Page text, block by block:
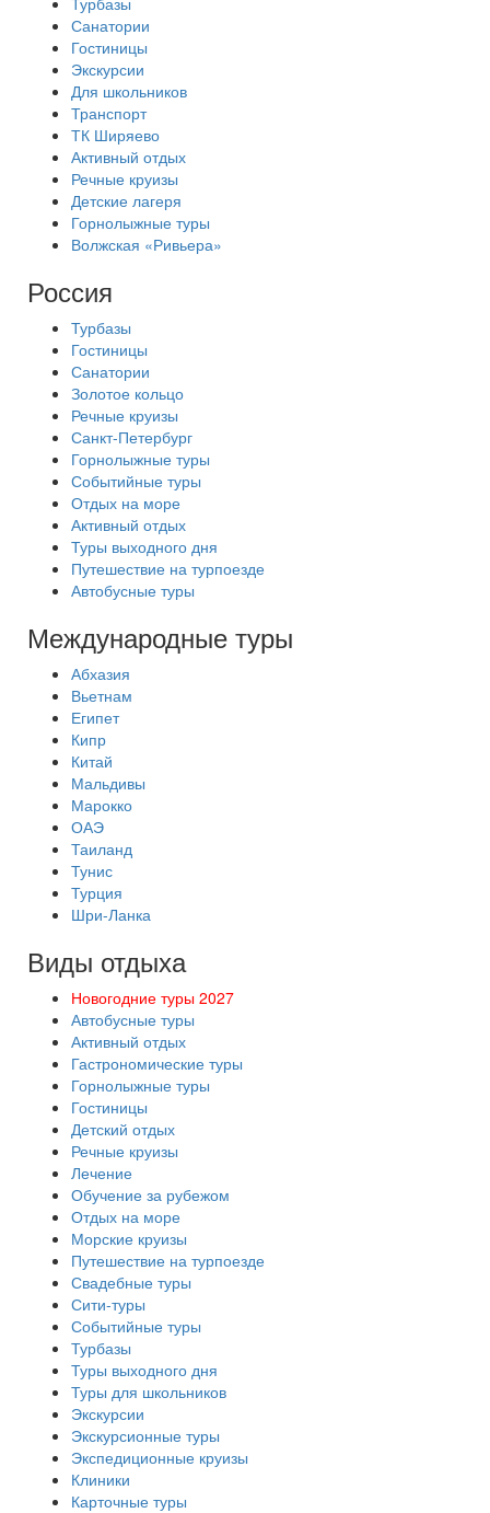
Санатории
Гостиницы
Экскурсии
Для школьников
Транспорт
ТК Ширяево
Активный отдых
Речные круизы
Детские лагеря
Горнолыжные туры
Волжская «Ривьера»
Россия
Турбазы
Гостиницы
Санатории
Золотое кольцо
Речные круизы
Санкт-Петербург
Горнолыжные туры
Событийные туры
Отдых на море
Активный отдых
Туры выходного дня
Путешествие на турпоезде
Автобусные туры
Международные туры
Абхазия
Вьетнам
Египет
Кипр
Китай
Мальдивы
Марокко
ОАЭ
Таиланд
Тунис
Турция
Шри-Ланка
Виды отдыха
Новогодние туры 2027
Автобусные туры
Активный отдых
Гастрономические туры
Горнолыжные туры
Гостиницы
Детский отдых
Речные круизы
Лечение
Обучение за рубежом
Отдых на море
Морские круизы
Путешествие на турпоезде
Свадебные туры
Сити-туры
Событийные туры
Турбазы
Туры выходного дня
Туры для школьников
Экскурсии
Экскурсионные туры
Экспедиционные круизы
Клиники
Карточные туры